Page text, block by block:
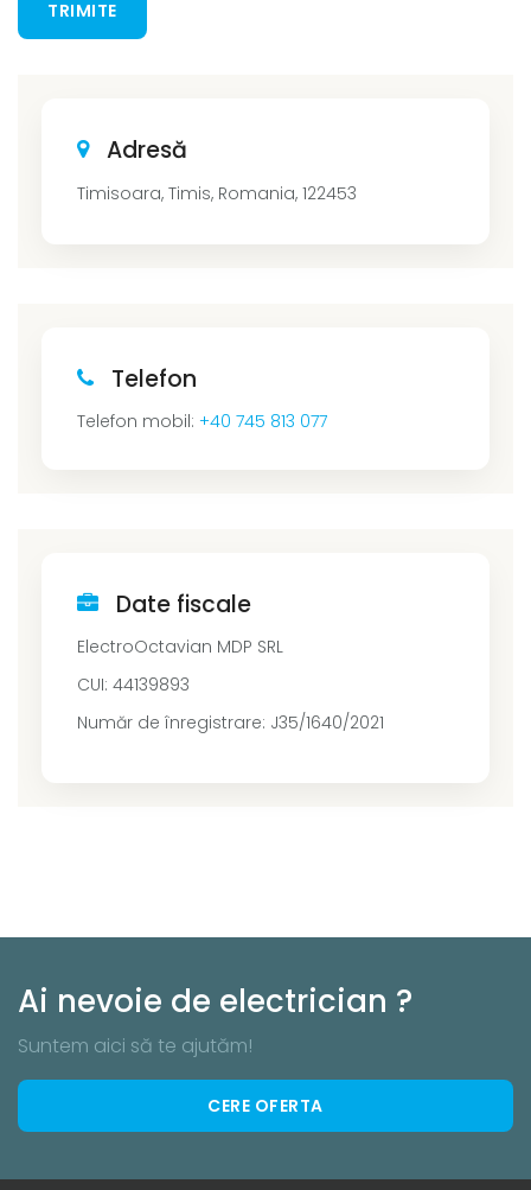
TRIMITE
Adresă
Timisoara, Timis, Romania, 122453
Telefon
Telefon mobil: +40 745 813 077
Date fiscale
ElectroOctavian MDP SRL
CUI: 44139893
Număr de înregistrare: J35/1640/2021
Ai nevoie de electrician ?
Suntem aici să te ajutăm!
CERE OFERTA